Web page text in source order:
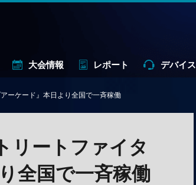
大会情報 レポート デバイス
ーケード』本日より全国で一斉稼働
リートファイタ
全国で一斉稼働